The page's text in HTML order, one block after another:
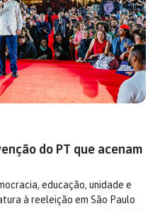
do PT que acenam
educação, unidade e
à reeleição em São Paulo